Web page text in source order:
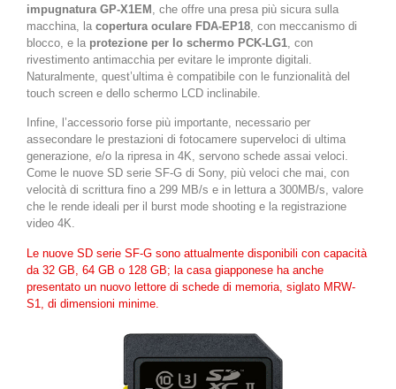
impugnatura GP-X1EM
, che offre una presa più sicura sulla
macchina, la copertura oculare FDA-EP18 , con meccanismo di
blocco, e la protezione per lo schermo PCK-LG1 , con
rivestimento antimacchia per evitare le impronte digitali.
Naturalmente, quest’ultima è compatibile con le funzionalità del
touch screen e dello schermo LCD inclinabile.
Infine, l’accessorio forse più importante, necessario per
assecondare le prestazioni di fotocamere superveloci di ultima
generazione, e/o la ripresa in 4K, servono schede assai veloci.
Come le nuove SD serie SF-G di Sony, più veloci che mai, con
velocità di scrittura fino a 299 MB/s e in lettura a 300MB/s, valore
che le rende ideali per il burst mode shooting e la registrazione
video 4K.
Le nuove SD serie SF-G sono attualmente disponibili con capacità
da 32 GB, 64 GB o 128 GB; la casa giapponese ha anche
presentato un nuovo lettore di schede di memoria, siglato MRW-
S1, di dimensioni minime.